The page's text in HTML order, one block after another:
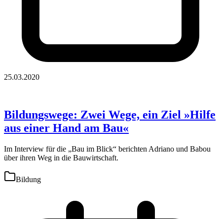
25.03.2020
Bildungswege: Zwei Wege, ein Ziel »Hilfe
aus einer Hand am Bau«
Im Interview für die „Bau im Blick“ berichten Adriano und Babou
über ihren Weg in die Bauwirtschaft.
Bildung